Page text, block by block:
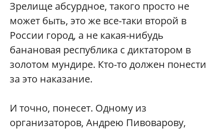
Зрелище абсурдное, такого просто не
может быть, это же все-таки второй в
России город, а не какая-нибудь
банановая республика с диктатором в
золотом мундире. Кто-то должен понести
за это наказание.
И точно, понесет. Одному из
организаторов, Андрею Пивоварову,